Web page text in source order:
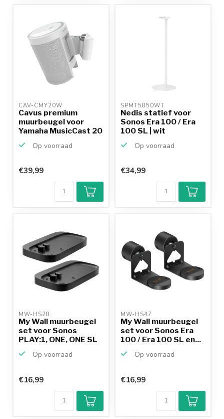
CAV-CMY20W
Cavus premium
muurbeugel voor
Yamaha MusicCast 20
Op voorraad
€39,99
SPMT5850WT
Nedis statief voor
Sonos Era 100 / Era
100 SL | wit
Op voorraad
€34,99
MW-HS28
My Wall muurbeugel
set voor Sonos
PLAY:1, ONE, ONE SL
Op voorraad
€16,99
MW-HS47
My Wall muurbeugel
set voor Sonos Era
100 / Era 100 SL en...
Op voorraad
€16,99